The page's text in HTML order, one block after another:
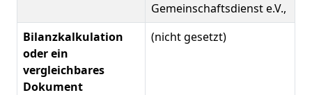
Gemeinschaftsdienst e.V.,
Bilanzkalkulation
oder ein
vergleichbares
Dokument
(nicht gesetzt)